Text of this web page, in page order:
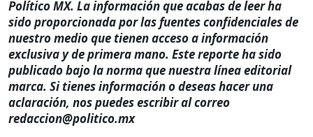
Político MX. La información que acabas de leer ha
sido proporcionada por las fuentes confidenciales de
nuestro medio que tienen acceso a información
exclusiva y de primera mano. Este reporte ha sido
publicado bajo la norma que nuestra línea editorial
marca. Si tienes información o deseas hacer una
aclaración, nos puedes escribir al correo
redaccion@politico.mx